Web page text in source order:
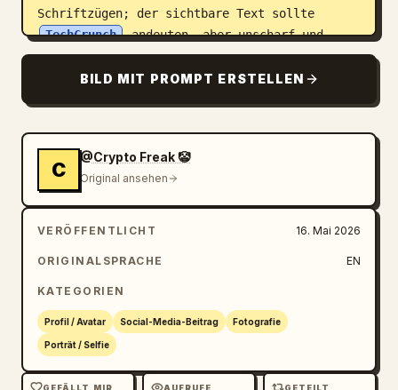
Schriftzügen; der sichtbare Text sollte
TechCrunch andeuten, aber unscharf und
teilweise angeschnitten bleiben. Verwende
eine geringe Schärfentiefe, natürliche
Seitenverhältnis, keine zusätzlichen
Bildunterschriften, kein Wasserzeichen.
BILD MIT PROMPT ERSTELLEN
C
@Crypto Freak 🤡
Original ansehen
VERÖFFENTLICHT 16. Mai 2026
ORIGINALSPRACHE EN
KATEGORIEN
Profil / Avatar Social-Media-Beitrag Fotografie
Porträt / Selfie
GEFÄLLT MIR AUFRUFE GETEILT